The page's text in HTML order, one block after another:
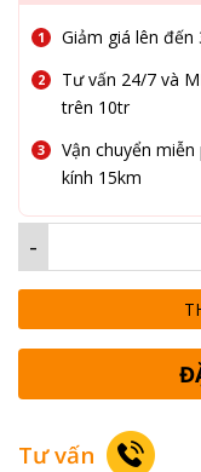
Giảm giá lên đến
Tư vấn 24/7 và
trên 10tr
Vận chuyển
kính 15km
-
Tư vấn